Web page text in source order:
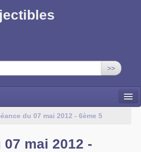
>>
du 07 mai 2012 - 6ème 5
07 mai 2012 -